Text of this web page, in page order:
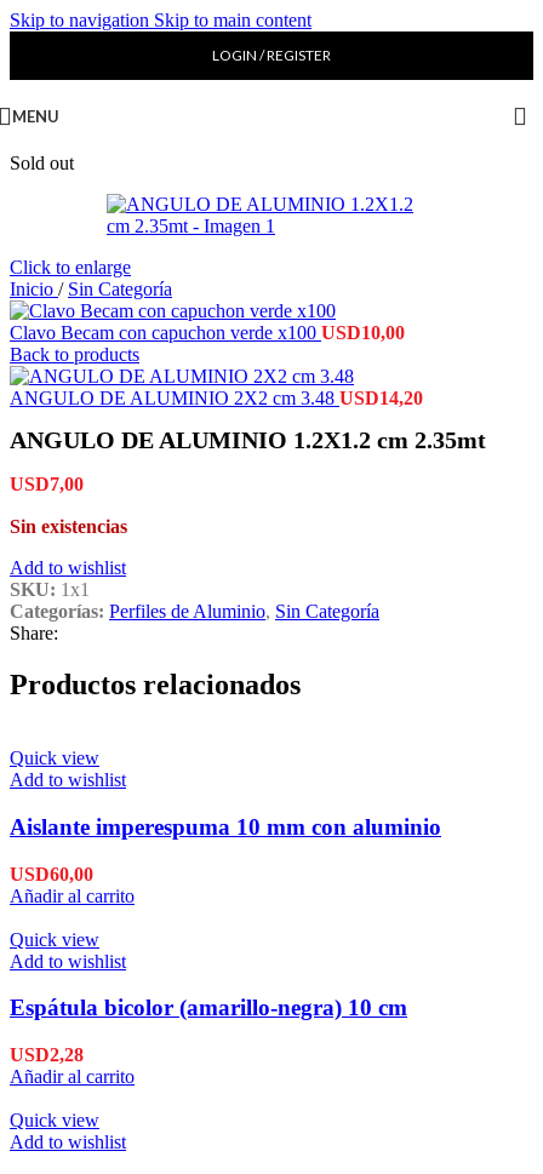
Skip to navigation Skip to main content
LOGIN / REGISTER
MENU
Sold out
Click to enlarge
Inicio / Sin Categoría
Clavo Becam con capuchon verde x100 USD10,00
Back to products
ANGULO DE ALUMINIO 2X2 cm 3.48 USD14,20
ANGULO DE ALUMINIO 1.2X1.2 cm 2.35mt
USD7,00
Sin existencias
Add to wishlist
SKU: 1x1
Categorías: Perfiles de Aluminio, Sin Categoría
Share:
Productos relacionados
Quick view
Add to wishlist
Aislante imperespuma 10 mm con aluminio
USD60,00
Añadir al carrito
Quick view
Add to wishlist
Espátula bicolor (amarillo-negra) 10 cm
USD2,28
Añadir al carrito
Quick view
Add to wishlist